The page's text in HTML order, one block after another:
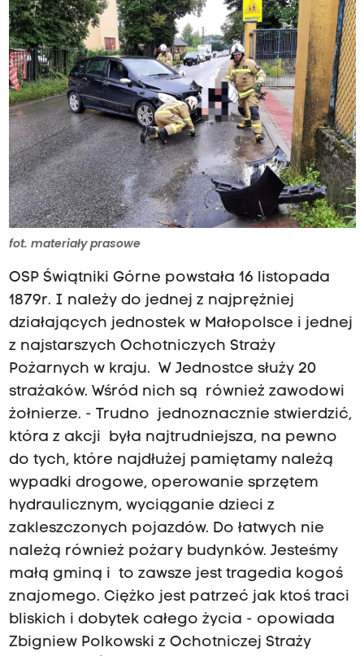
fot. materiały prasowe
OSP Świątniki Górne powstała 16 listopada
1879r. I należy do jednej z najprężniej
działających jednostek w Małopolsce i jednej
z najstarszych Ochotniczych Straży
Pożarnych w kraju. W Jednostce służy 20
strażaków. Wśród nich są również zawodowi
żołnierze. - Trudno jednoznacznie stwierdzić,
która z akcji była najtrudniejsza, na pewno
do tych, które najdłużej pamiętamy należą
wypadki drogowe, operowanie sprzętem
hydraulicznym, wyciąganie dzieci z
zakleszczonych pojazdów. Do łatwych nie
należą również pożary budynków. Jesteśmy
małą gminą i to zawsze jest tragedia kogoś
znajomego. Ciężko jest patrzeć jak ktoś traci
bliskich i dobytek całego życia - opowiada
Zbigniew Polkowski z Ochotniczej Straży